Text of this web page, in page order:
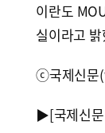
이란도
실이라고
ⓒ국제신문
▶[국제신